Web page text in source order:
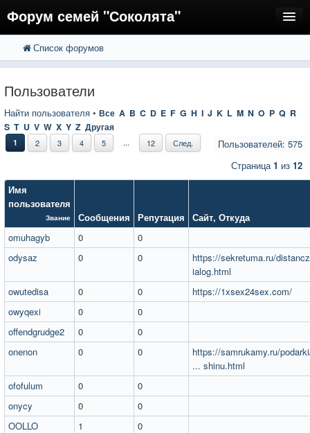
Форум семей "Соколята"
FAQ
Вход
Список форумов
Пользователи
Найти пользователя • Все A B C D E F G H I J K L M N O P Q R
S T U V W X Y Z Другая
Пользователей: 575
1 2 3 4 5 ... 12 След.
Страница1 из 12
Имя
пользователя
Звание Сообщения Репутация Сайт, Откуда
omuhagyb
0
0
odysaz
0 0
https://sekretuma.ru/
ialog.html
owutedisa
0 0
https://1xsex24sex.com/
owyqexi
0
0
offendgrudge2
0
0
onenon
0 0
https://samrukamy.ru/
... shinu.html
ofofulum
0
0
onycy
0
0
OOLLO
1
0